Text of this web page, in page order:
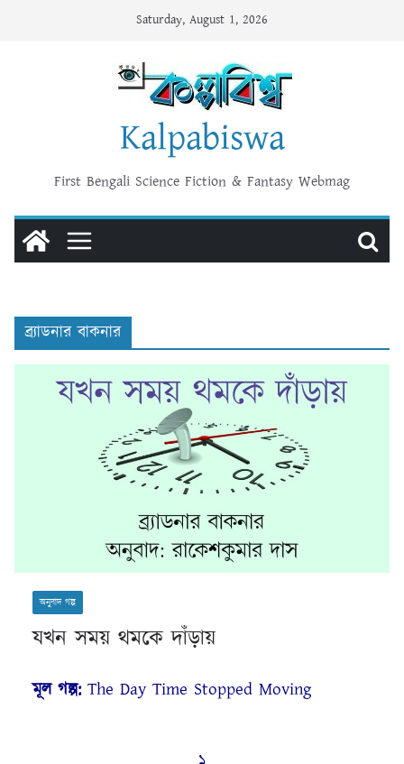
Saturday, August 1, 2026
Kalpabiswa
First Bengali Science Fiction & Fantasy Webmag
ব্র্যাডনার বাকনার
অনুবাদ গল্প
যখন সময় থমকে দাঁড়ায়
মূল গল্প:The Day Time Stopped Moving